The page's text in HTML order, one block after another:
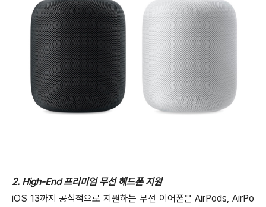
2. High-End 프리미엄 무선 해드폰 지원
iOS 13까지 공식적으로 지원하는 무선 이어폰은 AirPods, AirPo